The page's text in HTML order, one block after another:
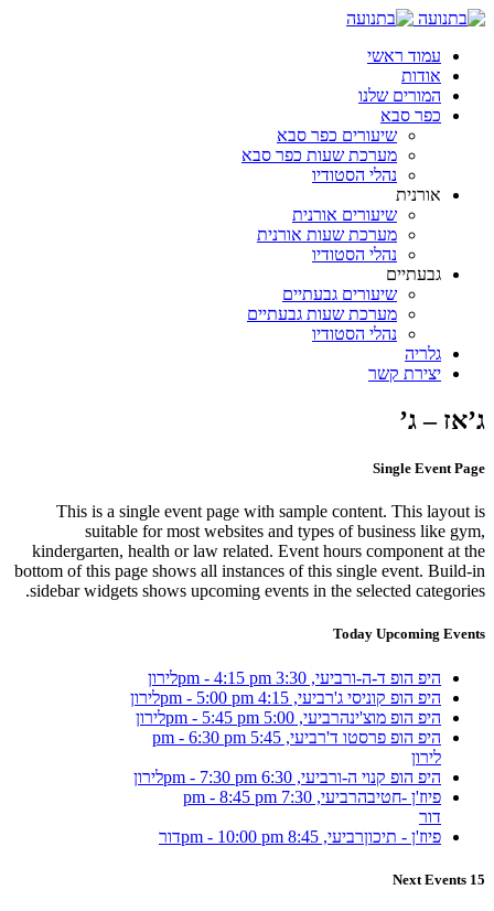
עמוד ראשי
אודות
המורים שלנו
כפר סבא
שיעורים כפר סבא
מערכת שעות כפר סבא
נהלי הסטודיו
אורנית
שיעורים אורנית
מערכת שעות אורנית
נהלי הסטודיו
גבעתיים
שיעורים גבעתיים
מערכת שעות גבעתיים
נהלי הסטודיו
גלריה
יצירת קשר
ג’אז – ג’
Single Event Page
This is a single event page with sample content. This layout is
suitable for most websites and types of business like gym,
kindergarten, health or law related. Event hours component at the
bottom of this page shows all instances of this single event. Build-in
sidebar widgets shows upcoming events in the selected categories.
Today Upcoming Events
היפ הופ ד-ה-ורביעי, 3:30 pm - 4:15 pm
לירון
היפ הופ קוניסי ג'רביעי, 4:15 pm - 5:00 pm
לירון
היפ הופ מוצ'ינהרביעי, 5:00 pm - 5:45 pm
לירון
היפ הופ פרסטו ד'רביעי, 5:45 pm - 6:30 pm
לירון
היפ הופ קנוי ה-ורביעי, 6:30 pm - 7:30 pm
לירון
פיוז'ן -חטיבהרביעי, 7:30 pm - 8:45 pm
דור
פיוז'ן - תיכוןרביעי, 8:45 pm - 10:00 pm דור
15 Next Events